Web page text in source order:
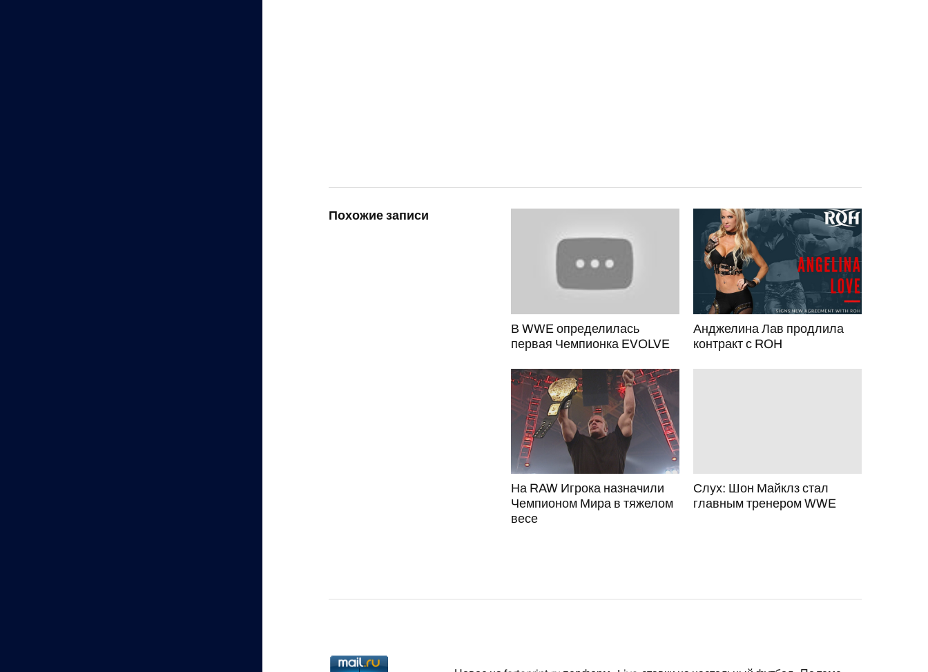
Похожие записи
В WWE определилась
первая Чемпионка EVOLVE
Анджелина Лав продлила
контракт с ROH
На RAW Игрока назначили
Чемпионом Мира в тяжелом
весе
Слух: Шон Майклз стал
главным тренером WWE